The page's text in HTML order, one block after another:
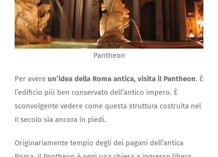
Pantheon
Per avere un’idea della Roma antica, visita il Pantheon. È
l’edificio più ben conservato dell’antico impero. È
sconvolgente vedere come questa struttura costruita nel
II secolo sia ancora in piedi.
Originariamente tempio degli dei pagani dell’antica